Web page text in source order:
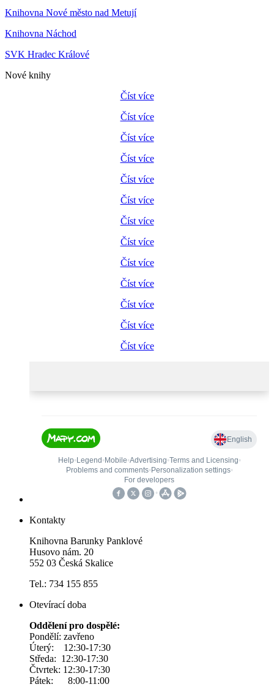
Knihovna Nové město nad Metují
Knihovna Náchod
SVK Hradec Králové
Nové knihy
Číst více
Číst více
Číst více
Číst více
Číst více
Číst více
Číst více
Číst více
Číst více
Číst více
Číst více
Číst více
Číst více
Kontakty
Knihovna Barunky Panklové
Husovo nám. 20
552 03 Česká Skalice
Tel.: 734 155 855
Otevírací doba
Oddělení pro dospělé:
Pondělí: zavřeno
Úterý: 12:30-17:30
Středa: 12:30-17:30
Čtvrtek: 12:30-17:30
Pátek: 8:00-11:00